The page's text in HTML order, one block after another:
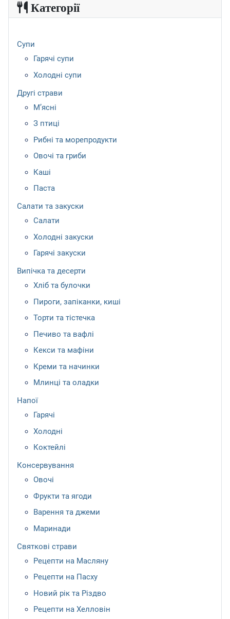
Категорії
Супи
Гарячі супи
Холодні супи
Другі страви
М’ясні
З птиці
Рибні та морепродукти
Овочі та гриби
Каші
Паста
Салати та закуски
Салати
Холодні закуски
Гарячі закуски
Випічка та десерти
Хліб та булочки
Пироги, запіканки, киші
Торти та тістечка
Печиво та вафлі
Кекси та мафіни
Креми та начинки
Млинці та оладки
Напої
Гарячі
Холодні
Коктейлі
Консервування
Овочі
Фрукти та ягоди
Варення та джеми
Маринади
Святкові страви
Рецепти на Масляну
Рецепти на Пасху
Новий рік та Різдво
Рецепти на Хелловін